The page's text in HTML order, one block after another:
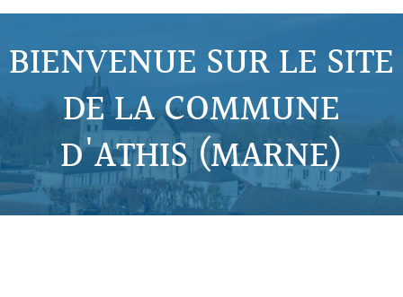
BIENVENUE SUR LE SITE
DE LA COMMUNE
D'ATHIS (MARNE)